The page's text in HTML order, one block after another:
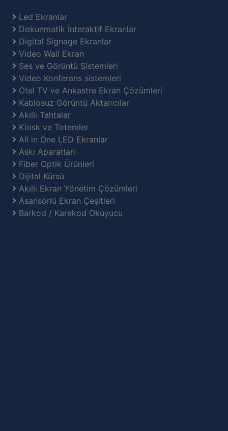
Led Ekranlar
Dokunmatik İnteraktif Ekranlar
Digital Signage Ekranlar
Video Wall Ekran
Ses ve Görüntü Sistemleri
Video Konferans sistemleri
Otel TV ve Ankastre Ekran Çözümleri
Kablosuz Görüntü Aktarıcılar
Akıllı Tahtalar
Kiosk ve Totemler
All in One LED Ekranlar
Askı Aparatları
Fiber Optik Ürünleri
Dijital Kürsü
Akıllı Ekran Yönetim Çözümleri
Asansörlü Ekran Çeşitleri
Barkod / Karekod Okuyucu